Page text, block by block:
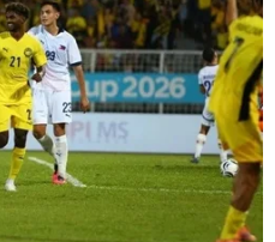
Một loại có mùi giống
thơm phổ biến
lại có mùi như mồ hôi